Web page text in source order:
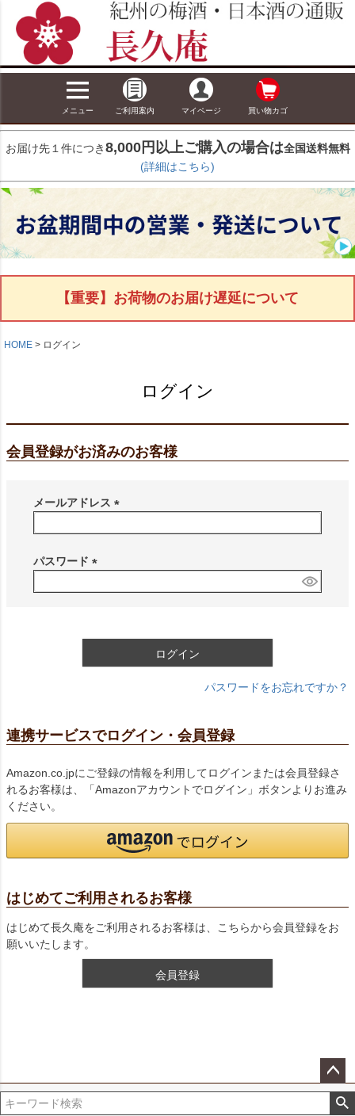
メニュー ご利用案内 マイページ 買い物カゴ
お届け先１件につき8,000円以上ご購入の場合は全国送料無料
(詳細はこちら)
【重要】お荷物のお届け遅延について
HOME ログイン
ログイン
会員登録がお済みのお客様
メールアドレス
)
パスワード
ログイン
パスワードをお忘れですか？
連携サービスでログイン・会員登録
Amazon.co.jpにご登録の情報を利用してログインまたは会員登録さ
れるお客様は、「Amazonアカウントでログイン」ボタンよりお進み
ください。
はじめてご利用されるお客様
はじめて長久庵をご利用されるお客様は、こちらから会員登録をお
願いいたします。
会員登録
ペー
ジト